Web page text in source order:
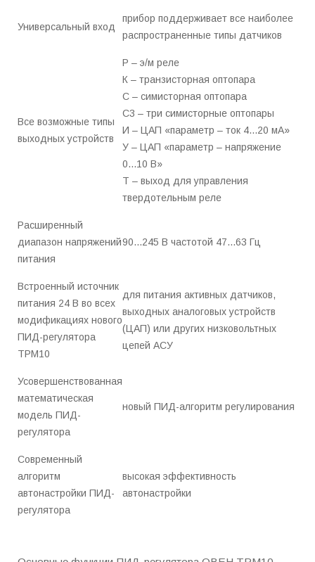
Универсальный вход
прибор поддерживает все наиболее
распространенные типы датчиков
Все возможные типы
выходных устройств
Р – э/м реле
К – транзисторная оптопара
С – симисторная оптопара
С3 – три симисторные оптопары
И – ЦАП «параметр – ток 4...20 мА»
У – ЦАП «параметр – напряжение
0...10 В»
Т – выход для управления
твердотельным реле
Расширенный
диапазон напряжений
питания
90...245 В частотой 47...63 Гц
Встроенный источник
питания 24 В во всех
модификациях нового
ПИД-регулятора
ТРМ10
для питания активных датчиков,
выходных аналоговых устройств
(ЦАП) или других низковольтных
цепей АСУ
Усовершенствованная
математическая
модель ПИД-
регулятора
новый ПИД-алгоритм регулирования
Современный
алгоритм
автонастройки ПИД-
регулятора
высокая эффективность
автонастройки